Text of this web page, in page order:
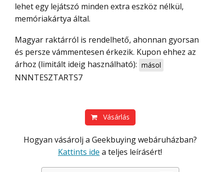
lehet egy lejátszó minden extra eszköz nélkül,
memóriakártya által.
Magyar raktárról is rendelhető, ahonnan gyorsan
és persze vámmentesen érkezik. Kupon ehhez az
árhoz (limitált ideig használható): másol
NNNTESZTARTS7
Vásárlás
Hogyan vásárolj a Geekbuying webáruházban?
Kattints ide a teljes leírásért!